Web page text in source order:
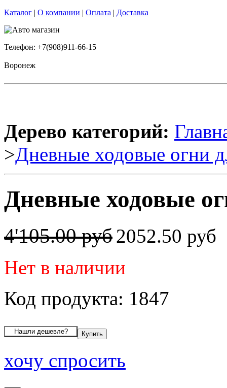
Каталог | О компании | Оплата | Доставка
Телефон: +7(908)911-66-15
Воронеж
Дерево категорий:
>Дневные ходовые огни
Дневные ходовые
4'105.00 руб2052.50 руб
Нет в наличии
Код продукта: 1847
хочу спросить